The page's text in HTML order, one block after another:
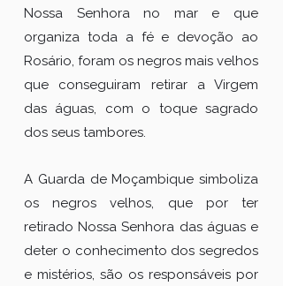
Nossa Senhora no mar e que
organiza toda a fé e devoção ao
Rosário, foram os negros mais velhos
que conseguiram retirar a Virgem
das águas, com o toque sagrado
dos seus tambores.
A Guarda de Moçambique simboliza
os negros velhos, que por ter
retirado Nossa Senhora das águas e
deter o conhecimento dos segredos
e mistérios, são os responsáveis por